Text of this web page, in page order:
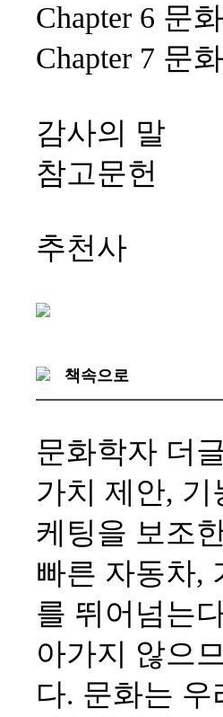
Chapter 6 문
Chapter 7 문
감사의 말
참고문헌
추천사
책속으로
문화학자 더
가치 제안,
케팅을 보조
빠른 자동차,
를 뛰어넘는
아가지 않으
다. 문화는